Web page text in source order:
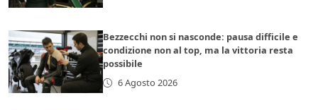
Bezzecchi non si nasconde: pausa difficile e
condizione non al top, ma la vittoria resta
possibile
6 Agosto 2026